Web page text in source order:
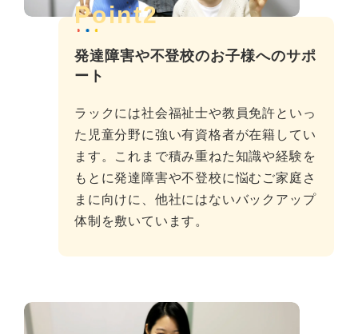
Point2
発達障害や不登校のお子様へのサポ
ート
ラックには社会福祉士や教員免許といっ
た児童分野に強い有資格者が在籍してい
ます。これまで積み重ねた知識や経験を
もとに発達障害や不登校に悩むご家庭さ
まに向けに、他社にはないバックアップ
体制を敷いています。